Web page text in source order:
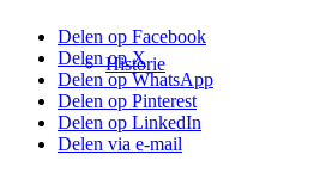
Historie
Delen op Facebook
Delen op X
Delen op WhatsApp
Delen op Pinterest
Delen op LinkedIn
Delen via e-mail